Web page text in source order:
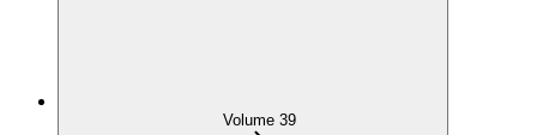
Volume 39